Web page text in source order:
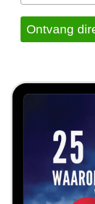
Ontvang